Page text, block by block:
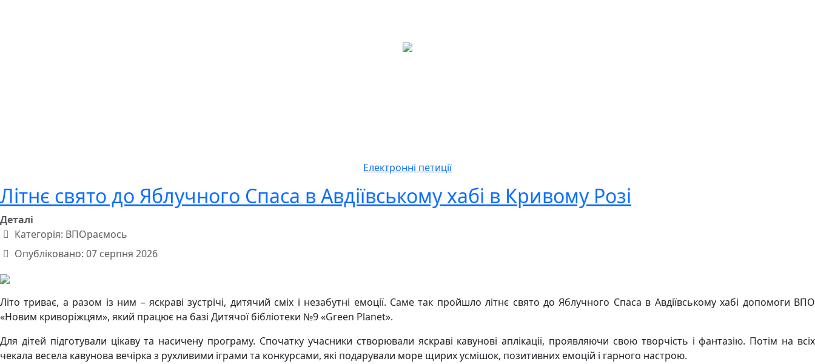
Електронні петиції
Літнє свято до Яблучного Спаса в Авдіївському хабі в Кривому Розі
Деталі
Категорія: ВПОраємось
Опубліковано: 07 серпня 2026
Літо триває, а разом із ним – яскраві зустрічі, дитячий сміх і незабутні емоції. Саме так пройшло літнє свято до Яблучного Спаса в Авдіївському хабі допомоги ВПО
«Новим криворіжцям», який працює на базі Дитячої бібліотеки №9 «Green Planet».
Для дітей підготували цікаву та насичену програму. Спочатку учасники створювали яскраві кавунові аплікації, проявляючи свою творчість і фантазію. Потім на всіх
чекала весела кавунова вечірка з рухливими іграми та конкурсами, які подарували море щирих усмішок, позитивних емоцій і гарного настрою.